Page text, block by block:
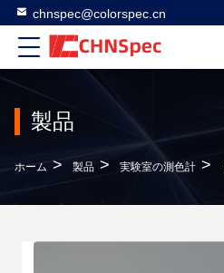
chnspec@colorspec.cn
製品
ホーム > 製品 > 実験室の測色計 >